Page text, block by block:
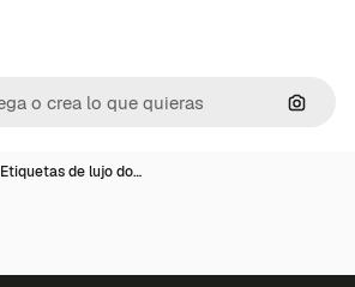
Etiquetas de lujo do…